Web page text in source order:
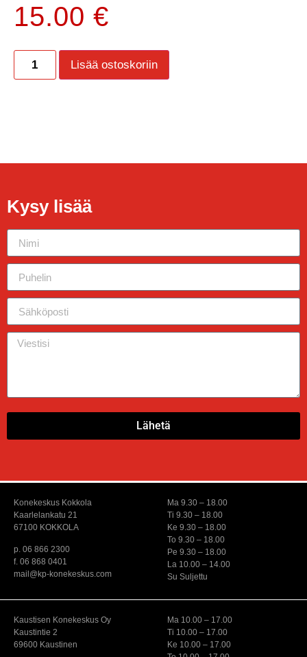
15.00 €
Lisää ostoskoriin
Kysy lisää
Lähetä
Konekeskus Kokkola
Kaarlelankatu 21
67100 KOKKOLA
p. 06 866 2300
f. 06 868 0401
mail@kp-konekeskus.com
Ma 9.30 – 18.00
Ti 9.30 – 18.00
Ke 9.30 – 18.00
To 9.30 – 18.00
Pe 9.30 – 18.00
La 10.00 – 14.00
Su Suljettu
Kaustisen Konekeskus Oy
Kaustintie 2
69600 Kaustinen
Ma 10.00 – 17.00
Ti 10.00 – 17.00
Ke 10.00 – 17.00